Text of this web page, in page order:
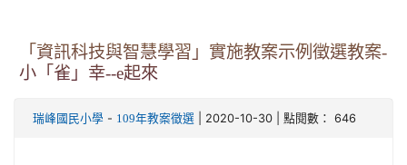
「資訊科技與智慧學習」實施教案示例徵選教案-
小「雀」幸--e起來
瑞峰國民小學 - 109年教案徵選 | 2020-10-30 | 點閱數： 646